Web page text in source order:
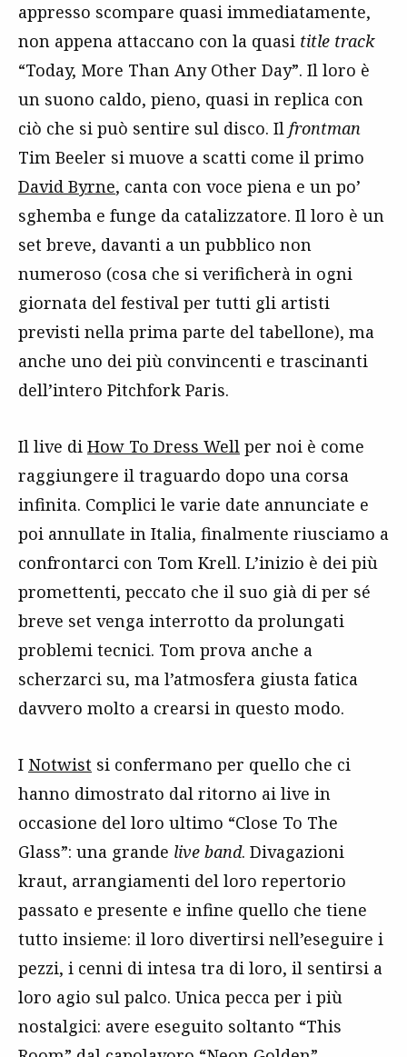
appresso scompare quasi immediatamente,
non appena attaccano con la quasi title track
“Today, More Than Any Other Day”. Il loro è
un suono caldo, pieno, quasi in replica con
ciò che si può sentire sul disco. Il frontman
Tim Beeler si muove a scatti come il primo
David Byrne, canta con voce piena e un po’
sghemba e funge da catalizzatore. Il loro è un
set breve, davanti a un pubblico non
numeroso (cosa che si verificherà in ogni
giornata del festival per tutti gli artisti
previsti nella prima parte del tabellone), ma
anche uno dei più convincenti e trascinanti
dell’intero Pitchfork Paris.
Il live di How To Dress Well per noi è come
raggiungere il traguardo dopo una corsa
infinita. Complici le varie date annunciate e
poi annullate in Italia, finalmente riusciamo a
confrontarci con Tom Krell. L’inizio è dei più
promettenti, peccato che il suo già di per sé
breve set venga interrotto da prolungati
problemi tecnici. Tom prova anche a
scherzarci su, ma l’atmosfera giusta fatica
davvero molto a crearsi in questo modo.
I Notwist si confermano per quello che ci
hanno dimostrato dal ritorno ai live in
occasione del loro ultimo “Close To The
Glass”: una grande live band. Divagazioni
kraut, arrangiamenti del loro repertorio
passato e presente e infine quello che tiene
tutto insieme: il loro divertirsi nell’eseguire i
pezzi, i cenni di intesa tra di loro, il sentirsi a
loro agio sul palco. Unica pecca per i più
nostalgici: avere eseguito soltanto “This